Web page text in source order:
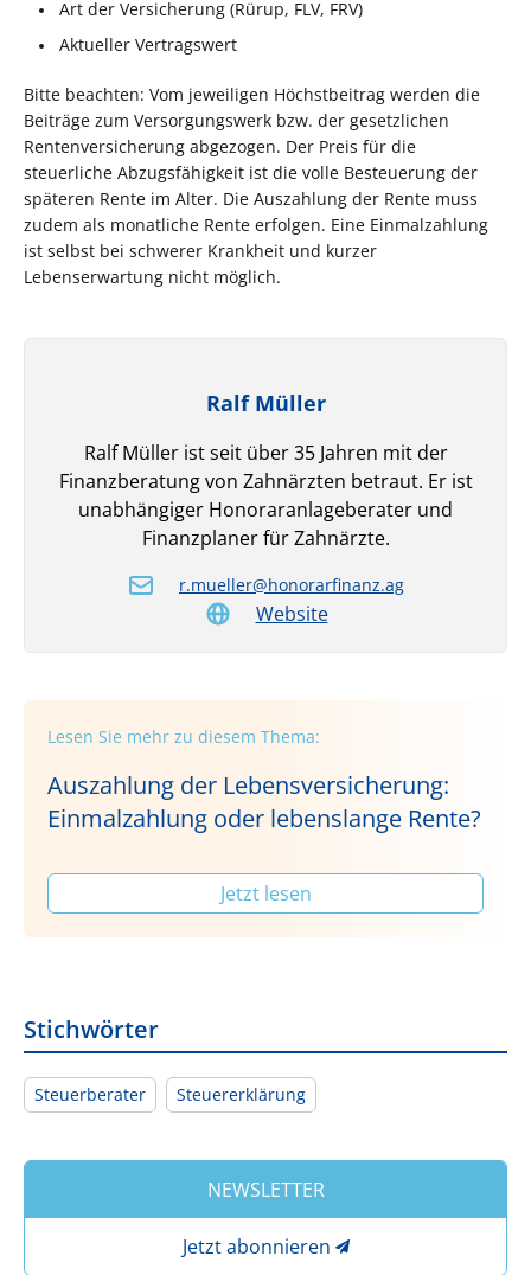
Art der Versicherung (Rürup, FLV, FRV)
Aktueller Vertragswert
Bitte beachten: Vom jeweiligen Höchstbeitrag werden die
Beiträge zum Versorgungswerk bzw. der gesetzlichen
Rentenversicherung abgezogen. Der Preis für die
steuerliche Abzugsfähigkeit ist die volle Besteuerung der
späteren Rente im Alter. Die Auszahlung der Rente muss
zudem als monatliche Rente erfolgen. Eine Einmalzahlung
ist selbst bei schwerer Krankheit und kurzer
Lebenserwartung nicht möglich.
Ralf Müller
Ralf Müller ist seit über 35 Jahren mit der
Finanzberatung von Zahnärzten betraut. Er ist
unabhängiger Honoraranlageberater und
Finanzplaner für Zahnärzte.
r.mueller@honorarfinanz.ag
Website
Lesen Sie mehr zu diesem Thema:
Auszahlung der Lebensversicherung:
Einmalzahlung oder lebenslange Rente?
Jetzt lesen
Stichwörter
Steuerberater Steuererklärung
NEWSLETTER
Jetzt abonnieren